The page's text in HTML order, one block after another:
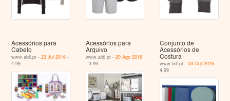
Acessórios para
Cabelo
www.aldi.pt -23 Jul 2016 -
4.99
Acessórios para
Arquivo
www.aldi.pt - 20 Ago 2016
- 3.99
Conjunto de
Acessórios de
Costura
www.lidl.pt -03 Out 2016 -
4.99